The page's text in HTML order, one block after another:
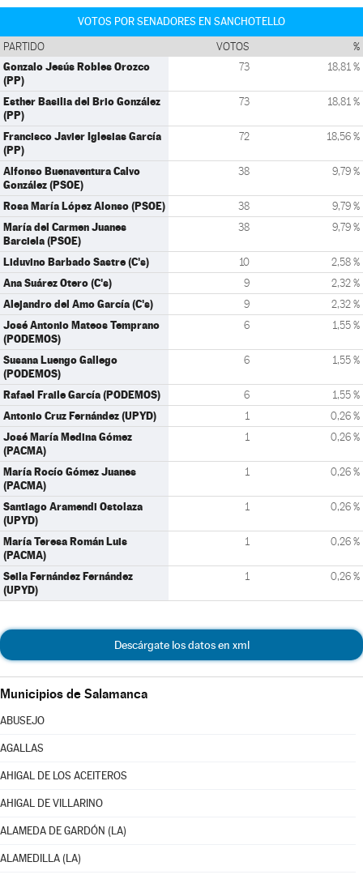
VOTOS POR SENADORES EN SANCHOTELLO
PARTIDO VOTOS %
Gonzalo Jesús Robles Orozco
(PP)
73 18,81 %
Esther Basilia del Brio González
(PP)
73 18,81 %
Francisco Javier Iglesias García
(PP)
72 18,56 %
Alfonso Buenaventura Calvo
González (PSOE)
38 9,79 %
Rosa María López Alonso (PSOE) 38 9,79 %
María del Carmen Juanes
Barciela (PSOE)
38 9,79 %
Liduvino Barbado Sastre (C's) 10 2,58 %
Ana Suárez Otero (C's) 9 2,32 %
Alejandro del Amo García (C's) 9 2,32 %
José Antonio Mateos Temprano
(PODEMOS)
6 1,55 %
Susana Luengo Gallego
(PODEMOS)
6 1,55 %
Rafael Fraile García (PODEMOS) 6 1,55 %
Antonio Cruz Fernández (UPYD) 1 0,26 %
José María Medina Gómez
(PACMA)
1 0,26 %
María Rocío Gómez Juanes
(PACMA)
1 0,26 %
Santiago Aramendi Ostolaza
(UPYD)
1 0,26 %
María Teresa Román Luis
(PACMA)
1 0,26 %
Seila Fernández Fernández
(UPYD)
1 0,26 %
Descárgate los datos en xml
Municipios de Salamanca
ABUSEJO
AGALLAS
AHIGAL DE LOS ACEITEROS
AHIGAL DE VILLARINO
ALAMEDA DE GARDÓN (LA)
ALAMEDILLA (LA)